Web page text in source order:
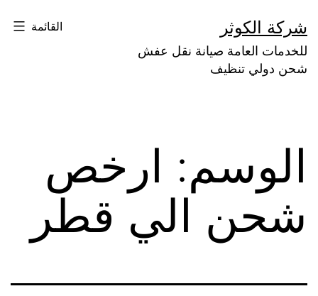
إلى
المحتوى
شركة الكوثر
للخدمات العامة صيانة نقل عفش
شحن دولي تنظيف
القائمة
الوسم: ارخص
شحن الي قطر